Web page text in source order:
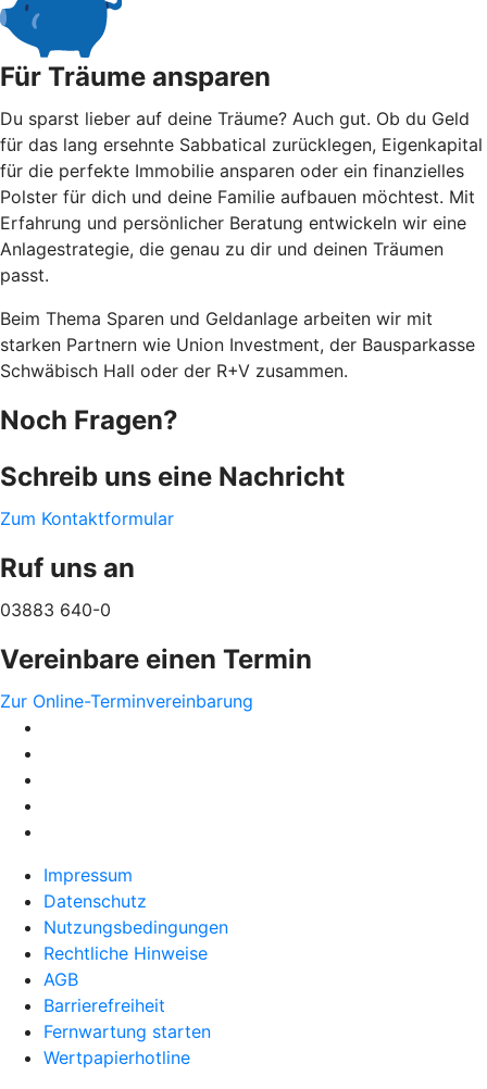
Für Träume ansparen
Du sparst lieber auf deine Träume? Auch gut. Ob du Geld
für das lang ersehnte Sabbatical zurücklegen, Eigenkapital
für die perfekte Immobilie ansparen oder ein finanzielles
Polster für dich und deine Familie aufbauen möchtest. Mit
Erfahrung und persönlicher Beratung entwickeln wir eine
Anlagestrategie, die genau zu dir und deinen Träumen
passt.
Beim Thema Sparen und Geldanlage arbeiten wir mit
starken Partnern wie Union Investment, der Bausparkasse
Schwäbisch Hall oder der R+V zusammen.
Noch Fragen?
Schreib uns eine Nachricht
Zum Kontaktformular
Ruf uns an
03883 640-0
Vereinbare einen Termin
Zur Online-Terminvereinbarung
Impressum
Datenschutz
Nutzungsbedingungen
Rechtliche Hinweise
AGB
Barrierefreiheit
Fernwartung starten
Wertpapierhotline